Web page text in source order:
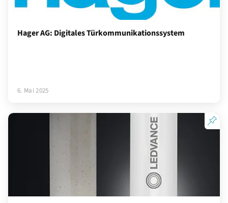
Hager AG: Digitales Türkommunikationssystem
6. Mai 2025